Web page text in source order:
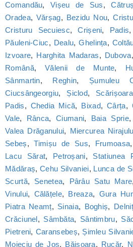
Comandău,Vișeu de Sus,
Oradea, Vărșag, Bezidu Nou,
Cristuru Secuiesc,Crișeni, Padis,
Păuleni-Ciuc, Dealu,Ghelința,
Izvoare, Harghita Madaras, Dubova,
Română,Vălenii de Munte,
Sânmartin, Reghin, Șumuleu
Ciucsângeorgiu, Șiclod, Scărișoara
Padis, Chedia Mică, Bixad,Cârța,
Vale, Rânca,Ciumani, Baia Sprie,
Valea Drăganului, Miercurea
Sebeș,Timișu de Sus, Frumoasa
Lacu Sărat, Petroșani, Statiunea
Mădăraș,Cehu Silvaniei, Lunca de
Scurtă, Senetea, Pârâu Satu Mare
Vinului, Călățele, Breaza, Gura
Piatra Neamț, Sinaia, Boghiș,
Crăciunel, Sâmbăta, Sântimbru,
Pietreni, Caransebeș, Șimleu
Moieciu de Jos, Băișoara, Rucăr,